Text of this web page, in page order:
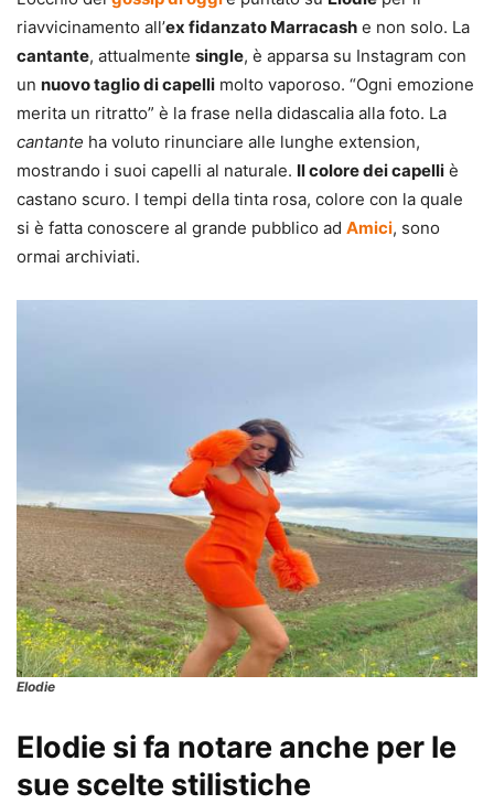
riavvicinamento all’ex fidanzato Marracash e non solo. La
cantante, attualmente single, è apparsa su Instagram con
un nuovo taglio di capelli molto vaporoso. “Ogni emozione
merita un ritratto” è la frase nella didascalia alla foto. La
cantante ha voluto rinunciare alle lunghe extension,
mostrando i suoi capelli al naturale. Il colore dei capelli è
castano scuro. I tempi della tinta rosa, colore con la quale
si è fatta conoscere al grande pubblico ad Amici, sono
ormai archiviati.
Elodie
Elodie si fa notare anche per le
sue scelte stilistiche